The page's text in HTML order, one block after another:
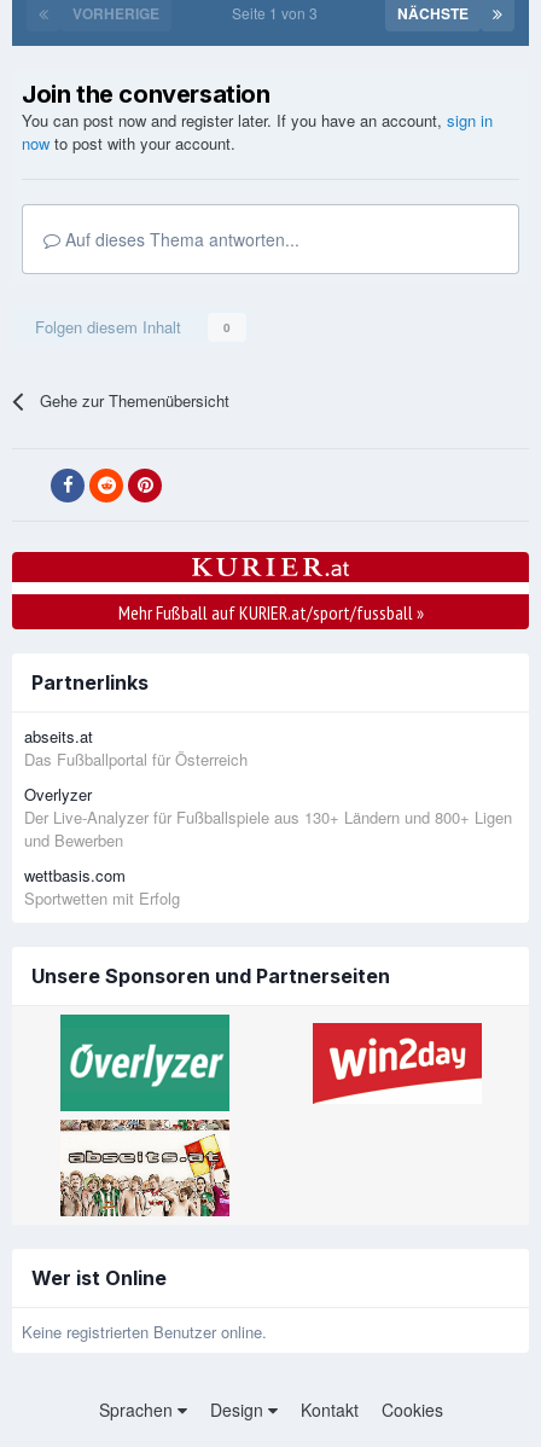
VORHERIGE NÄCHSTE
Seite 1 von 3
Join the conversation
You can post now and register later. If you have an account, sign in
now to post with your account.
Auf dieses Thema antworten...
Folgen diesem Inhalt 0
Gehe zur Themenübersicht
Mehr Fußball auf KURIER.at/sport/fussball»
Partnerlinks
abseits.at
Das Fußballportal für Österreich
Overlyzer
Der Live-Analyzer für Fußballspiele aus 130+ Ländern und 800+ Ligen
und Bewerben
wettbasis.com
Sportwetten mit Erfolg
Unsere Sponsoren und Partnerseiten
Wer ist Online
Keine registrierten Benutzer online.
Sprachen Design Kontakt Cookies